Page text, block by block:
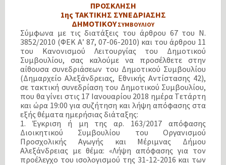
ΠΡΟΣΚΛΗΣΗ
1ης TAKTΙΚΗΣ ΣΥΝΕΔΡΙΑΣΗΣ
ΔΗΜΟΤΙΚΟΥΣΥΜΒΟΥΛΙΟΥ
Σύμφωνα με τις διατάξεις του άρθρου 67 του Ν.
3852/2010 (ΦΕΚ Α’ 87, 07-06-2010) και του άρθρου 11
του Κανονισμού Λειτουργίας του Δημοτικού
Συμβουλίου, σας καλούμε να προσέλθετε στην
αίθουσα συνεδριάσεων του Δημοτικού Συμβουλίου
(Δημαρχείο Αλεξάνδρειας, Εθνικής Αντίστασης 42),
σε τακτική συνεδρίαση του Δημοτικού Συμβουλίου,
που θα γίνει στις 17 Ιανουαρίου 2018 ημέρα Tετάρτη
και ώρα 19:00 για συζήτηση και λήψη απόφασης στα
εξής θέματα ημερήσιας διάταξης:
1. Έγκριση ή μη της αρ. 163/2017 απόφασης
Διοικητικού Συμβουλίου του Οργανισμού
Προσχολικής Αγωγής και Μέριμνας Δήμου
Αλεξάνδρειας με θέμα: «Λήψη απόφασης για τον
προέλεγχο του ισολογισμού της 31-12-2016 και των